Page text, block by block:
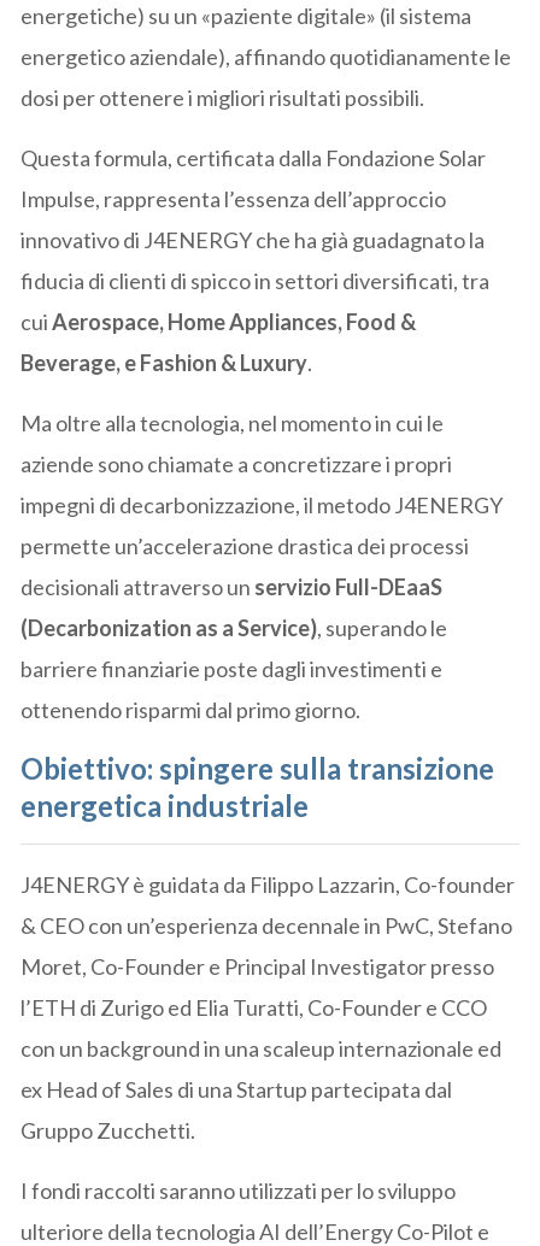
energetiche) su un «paziente digitale» (il sistema
energetico aziendale), affinando quotidianamente le
dosi per ottenere i migliori risultati possibili.
Questa formula, certificata dalla Fondazione Solar
Impulse, rappresenta l’essenza dell’approccio
innovativo di J4ENERGY che ha già guadagnato la
fiducia di clienti di spicco in settori diversificati, tra
cuiAerospace, Home Appliances, Food &
Beverage, e Fashion & Luxury.
Ma oltre alla tecnologia, nel momento in cui le
aziende sono chiamate a concretizzare i propri
impegni di decarbonizzazione, il metodo J4ENERGY
permette un’accelerazione drastica dei processi
decisionali attraverso un servizio Full-DEaaS
(Decarbonization as a Service), superando le
barriere finanziarie poste dagli investimenti e
ottenendo risparmi dal primo giorno.
Obiettivo: spingere sulla transizione
energetica industriale
J4ENERGY è guidata da Filippo Lazzarin, Co-founder
& CEO con un’esperienza decennale in PwC, Stefano
Moret, Co-Founder e Principal Investigator presso
l’ETH di Zurigo ed Elia Turatti, Co-Founder e CCO
con un background in una scaleup internazionale ed
ex Head of Sales di una Startup partecipata dal
Gruppo Zucchetti.
I fondi raccolti saranno utilizzati per lo sviluppo
ulteriore della tecnologia AI dell’Energy Co-Pilot e